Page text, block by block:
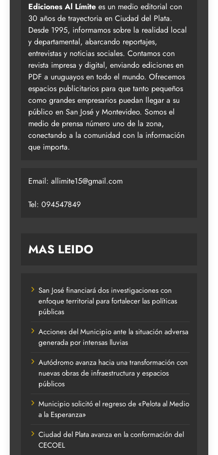
Ediciones Al Límite es un medio editorial con
30 años de trayectoria en Ciudad del Plata.
Desde 1995, informamos sobre la realidad local
y departamental, abarcando reportajes,
entrevistas y noticias sociales. Contamos con
revista impresa y digital, enviando ediciones en
PDF a uruguayos en todo el mundo. Ofrecemos
espacios publicitarios para que tanto pequeños
como grandes empresarios puedan llegar a su
público en San José y Montevideo. Somos el
medio de prensa número uno de la zona,
conectando a la comunidad con la información
que importa.
Email: allimite15@gmail.com
Tel: 094547849
MAS LEIDO
San José financiará dos investigaciones con
enfoque territorial para fortalecer las políticas
públicas
Acciones del Municipio ante la situación adversa
generada por intensas lluvias
Autódromo avanza hacia una transformación con
nuevas obras de infraestructura y espacios
públicos
Municipio solicitó el regreso de «Pelota al Medio
a la Esperanza»
Ciudad del Plata avanza en la conformación del
CECOEL